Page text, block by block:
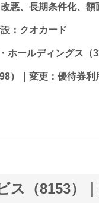
悪、長期条件化、額
：クオカード
ホールディングス（
）｜変更：優待券利
ス（8153）